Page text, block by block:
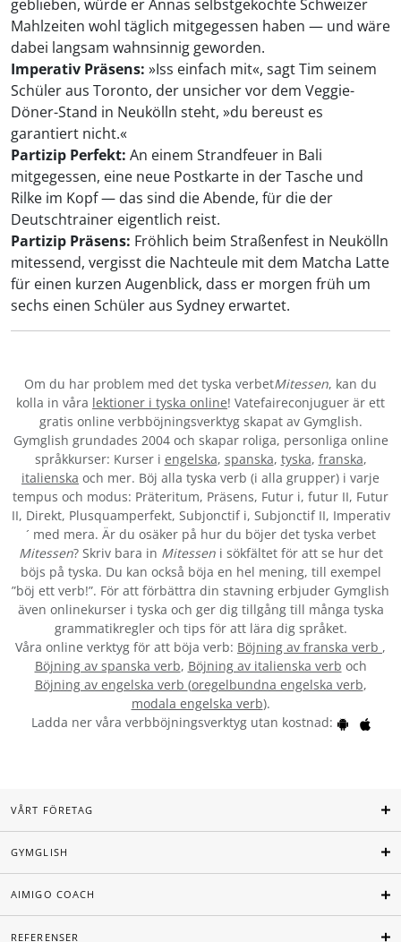
geblieben, würde er Annas selbstgekochte Schweizer
Mahlzeiten wohl täglich mitgegessen haben — und wäre
dabei langsam wahnsinnig geworden.
Imperativ Präsens: »Iss einfach mit«, sagt Tim seinem
Schüler aus Toronto, der unsicher vor dem Veggie-
Döner-Stand in Neukölln steht, »du bereust es
garantiert nicht.«
Partizip Perfekt: An einem Strandfeuer in Bali
mitgegessen, eine neue Postkarte in der Tasche und
Rilke im Kopf — das sind die Abende, für die der
Deutschtrainer eigentlich reist.
Partizip Präsens: Fröhlich beim Straßenfest in Neukölln
mitessend, vergisst die Nachteule mit dem Matcha Latte
für einen kurzen Augenblick, dass er morgen früh um
sechs einen Schüler aus Sydney erwartet.
Om du har problem med det tyska verbetMitessen, kan du
kolla in våra lektioner i tyska online! Vatefaireconjuguer är ett
gratis online verbböjningsverktyg skapat av Gymglish.
Gymglish grundades 2004 och skapar roliga, personliga online
språkkurser: Kurser i engelska, spanska, tyska, franska,
italienska och mer. Böj alla tyska verb (i alla grupper) i varje
tempus och modus: Präteritum, Präsens, Futur i, futur II, Futur
II, Direkt, Plusquamperfekt, Subjonctif i, Subjonctif II, Imperativ
´ med mera. Är du osäker på hur du böjer det tyska verbet
Mitessen? Skriv bara in Mitesseni sökfältet för att se hur det
böjs på tyska. Du kan också böja en hel mening, till exempel
”böj ett verb!”. För att förbättra din stavning erbjuder Gymglish
även onlinekurser i tyska och ger dig tillgång till många tyska
grammatikregler och tips för att lära dig språket.
Våra online verktyg för att böja verb: Böjning av franska verb ,
Böjning av spanska verb, Böjning av italienska verb och
Böjning av engelska verb (oregelbundna engelska verb,
modala engelska verb).
Ladda ner våra verbböjningsverktyg utan kostnad:
VÅRT FÖRETAG
GYMGLISH
AIMIGO COACH
REFERENSER